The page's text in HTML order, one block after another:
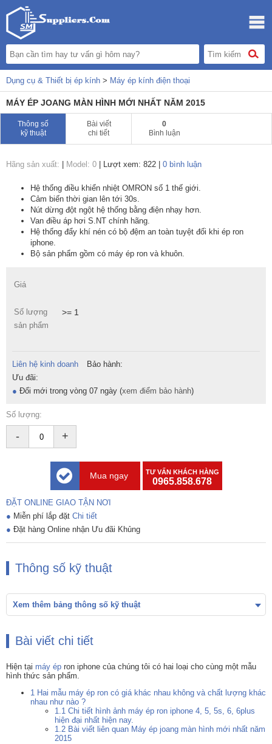
Dụng cụ & Thiết bị ép kính > Máy ép kính điện thoại
MÁY ÉP JOANG MÀN HÌNH MỚI NHẤT NĂM 2015
Thông số
kỹ thuật
Bài viết
chi tiết
0
Bình luận
Hãng sản xuất: Model: 0 Lượt xem: 822 0 bình luận
Hệ thống điều khiển nhiệt OMRON số 1 thế giới.
Cảm biến thời gian lên tới 30s.
Nút dừng đột ngột hệ thống bằng điện nhạy hơn.
Van điều áp hơi S.NT chính hãng.
Hệ thống đẩy khí nén có bộ đệm an toàn tuyệt đối khi ép ron
iphone.
Bộ sản phẩm gồm có máy ép ron và khuôn.
Giá
Số lượng
sản phẩm
>= 1
Liên hệ kinh doanh
Bảo hành:
Ưu đãi:
● Đổi mới trong vòng 07 ngày (xem điểm bảo hành)
Số lượng:
- +
Mua ngay TƯ VẤN KHÁCH HÀNG
0965.858.678
ĐẶT ONLINE GIAO TẬN NƠI
● Miễn phí lắp đặt Chi tiết
● Đặt hàng Online nhận Ưu đãi Khủng
Thông số kỹ thuật
Xem thêm bảng thông số kỹ thuật
Bài viết chi tiết
Hiện tại máy ép ron iphone của chúng tôi có hai loại cho cùng một mẫu
hình thức sản phẩm.
1 Hai mẫu máy ép ron có giá khác nhau không và chất lượng khác
nhau như nào ?
1.1 Chi tiết hình ảnh máy ép ron iphone 4, 5, 5s, 6, 6plus
hiện đại nhất hiện nay.
1.2 Bài viết liên quan Máy ép joang màn hình mới nhất năm
2015